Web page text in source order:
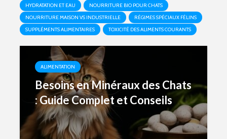
HYDRATATION ET EAU
NOURRITURE BIO POUR CHATS
NOURRITURE MAISON VS INDUSTRIELLE
RÉGIMES SPÉCIAUX FÉLINS
SUPPLÉMENTS ALIMENTAIRES
TOXICITÉ DES ALIMENTS COURANTS
ALIMENTATION
Besoins en Minéraux des Chats
: Guide Complet et Conseils